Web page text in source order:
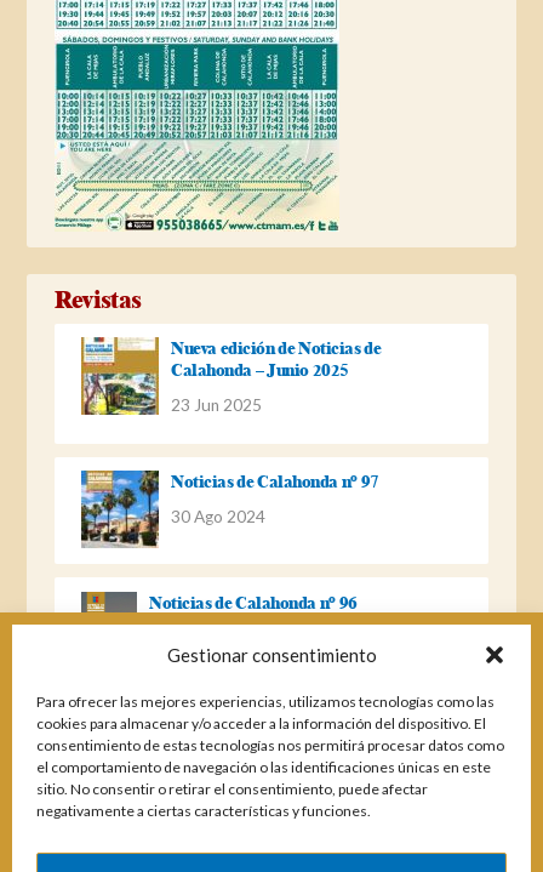
Gestionar consentimiento
Para ofrecer las mejores experiencias, utilizamos tecnologías como las
cookies para almacenar y/o acceder a la información del dispositivo. El
consentimiento de estas tecnologías nos permitirá procesar datos como
el comportamiento de navegación o las identificaciones únicas en este
sitio. No consentir o retirar el consentimiento, puede afectar
negativamente a ciertas características y funciones.
Revistas
Nueva edición de Noticias de
Calahonda – Junio 2025
23 Jun 2025
Noticias de Calahonda nº 97
30 Ago 2024
Noticias de Calahonda nº 96
Noticias de Calahonda Nº 95
04 Ene 2023